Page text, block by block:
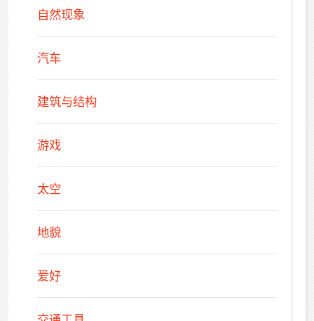
自然现象
汽车
建筑与结构
游戏
太空
地貌
爱好